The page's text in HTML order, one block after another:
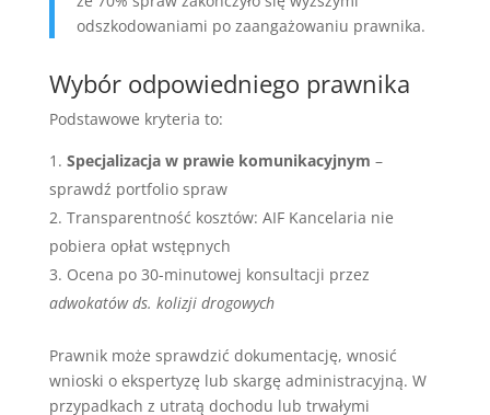
odszkodowaniami po zaangażowaniu prawnika.
Wybór odpowiedniego prawnika
Podstawowe kryteria to:
Specjalizacja w prawie komunikacyjnym –
sprawdź portfolio spraw
Transparentność kosztów: AIF Kancelaria nie
pobiera opłat wstępnych
Ocena po 30-minutowej konsultacji przez
adwokatów ds. kolizji drogowych
Prawnik może sprawdzić dokumentację, wnosić
wnioski o ekspertyzę lub skargę administracyjną. W
przypadkach z utratą dochodu lub trwałymi